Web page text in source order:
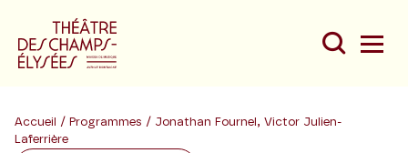
Accueil / Programmes / Jonathan Fournel, Victor Julien-
Laferrière